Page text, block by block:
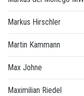
Markus Hirschler
Martin Kammann
Max Johne
Maximilian Riedel